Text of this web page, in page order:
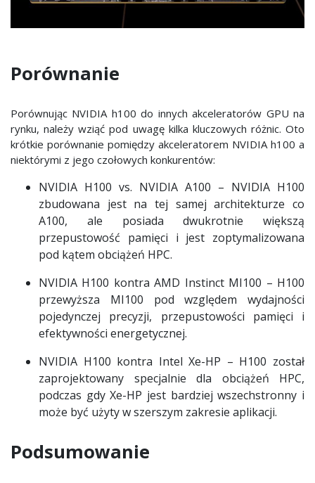
Porównanie
Porównując NVIDIA h100 do innych akceleratorów GPU na
rynku, należy wziąć pod uwagę kilka kluczowych różnic. Oto
krótkie porównanie pomiędzy akceleratorem NVIDIA h100 a
niektórymi z jego czołowych konkurentów:
NVIDIA H100 vs. NVIDIA A100 – NVIDIA H100
zbudowana jest na tej samej architekturze co
A100, ale posiada dwukrotnie większą
przepustowość pamięci i jest zoptymalizowana
pod kątem obciążeń HPC.
NVIDIA H100 kontra AMD Instinct MI100 – H100
przewyższa MI100 pod względem wydajności
pojedynczej precyzji, przepustowości pamięci i
efektywności energetycznej.
NVIDIA H100 kontra Intel Xe-HP – H100 został
zaprojektowany specjalnie dla obciążeń HPC,
podczas gdy Xe-HP jest bardziej wszechstronny i
może być użyty w szerszym zakresie aplikacji.
Podsumowanie